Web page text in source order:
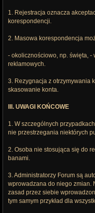
1. Rejestracja oznacza
korespondencji.
2. Masowa korespondencja
- okolicznościowo, np. święta, -
reklamowych.
3. Rezygnacja z otrzymywania
skasowanie konta.
III. UWAGI KOŃCOWE
1. W szczególnych
nie przestrzegania niektórych
2. Osoba nie stosująca się do
banami.
3. Administratorzy Forum są
wprowadzana do niego zmian.
zasad przez siebie
tym samym przykład dla